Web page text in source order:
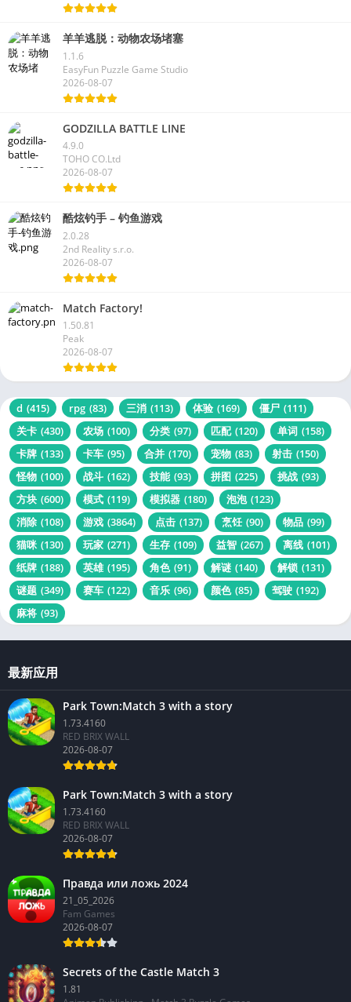
羊羊逃脱：动物农场堵塞
1.1.6
EasyFun Puzzle Game Studio
2026-08-07
GODZILLA BATTLE LINE
4.9.0
TOHO CO.Ltd
2026-08-07
酷炫钓手 – 钓鱼游戏
2.0.28
2nd Reality s.r.o.
2026-08-07
Match Factory!
1.50.81
Peak
2026-08-07
d (415) rpg (83) 三消 (113) 体验 (169) 僵尸 (111)
关卡 (430) 农场 (100) 分类 (97) 匹配 (120) 单词 (158)
卡牌 (133) 卡车 (95) 合并 (170) 宠物 (83) 射击 (150)
怪物 (100) 战斗 (162) 技能 (93) 拼图 (225) 挑战 (93)
方块 (600) 模式 (119) 模拟器 (180) 泡泡 (123)
消除 (108) 游戏 (3864) 点击 (137) 烹饪 (90) 物品 (99)
猫咪 (130) 玩家 (271) 生存 (109) 益智 (267) 离线 (101)
纸牌 (188) 英雄 (195) 角色 (91) 解谜 (140) 解锁 (131)
谜题 (349) 赛车 (122) 音乐 (96) 颜色 (85) 驾驶 (192)
麻将 (93)
最新应用
Park Town:Match 3 with a story
1.73.4160
RED BRIX WALL
2026-08-07
Park Town:Match 3 with a story
1.73.4160
RED BRIX WALL
2026-08-07
Правда или ложь 2024
21_05_2026
Fam Games
2026-08-07
Secrets of the Castle Match 3
1.81